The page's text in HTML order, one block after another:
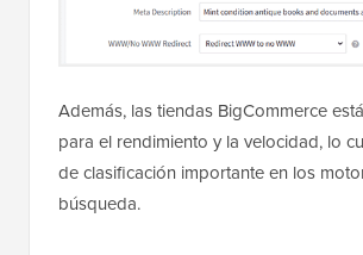
Además, las tiendas BigCommerce
para el rendimiento y la velocidad, lo
de clasificación importante en los
búsqueda.